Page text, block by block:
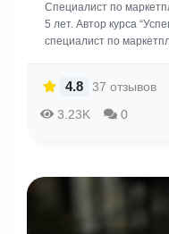
Специалист по
5 лет. Автор курса
специалист по
3.23K 0
4.8 37 отзывов